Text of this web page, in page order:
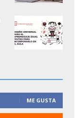
ME GUSTA